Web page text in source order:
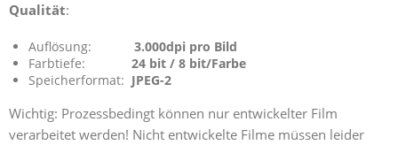
Qualität:
Auflösung:
3.000dpi pro Bild
Farbtiefe: 24 bit / 8 bit/Farbe
Speicherformat: JPEG-2
Wichtig: Prozessbedingt können nur entwickelter Film
verarbeitet werden! Nicht entwickelte Filme müssen leider